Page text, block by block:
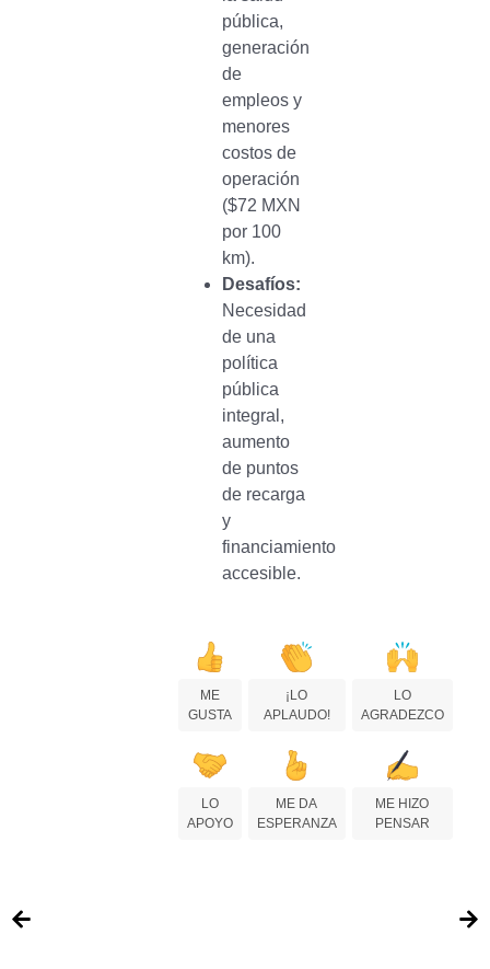
pública,
generación
de
empleos y
menores
costos de
operación
($72 MXN
por 100
km).
Desafíos:
Necesidad
de una
política
pública
integral,
aumento
de puntos
de recarga
y
financiamiento
accesible.
ME
GUSTA
¡LO
APLAUDO!
LO
AGRADEZCO
LO
APOYO
ME DA
ESPERANZA
ME HIZO
PENSAR